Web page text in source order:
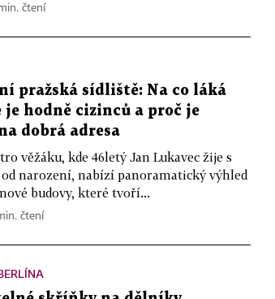
čtení
pražská sídliště: Na co láká
je hodně cizinců a proč je
dobrá adresa
věžáku, kde 46letý Jan Lukavec žije s
narození, nabízí panoramatický výhled
budovy, které tvoří...
čtení